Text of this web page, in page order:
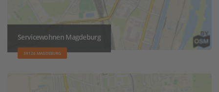
Servicewohnen Magdeburg
39126 MAGDEBURG